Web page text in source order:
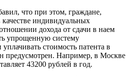
что при этом, граждане,
индивидуальных
дохода от сдачи в наем
упрощенную систему
стоимость патента в
предусмотрен. Например, в Москве
43200 рублей в год.